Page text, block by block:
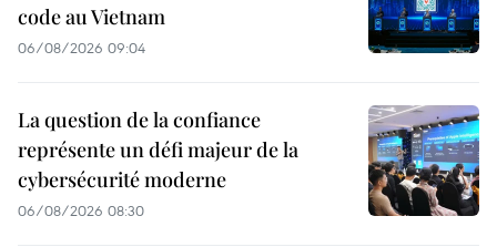
code au Vietnam
06/08/2026 09:04
La question de la confiance
représente un défi majeur de la
cybersécurité moderne
06/08/2026 08:30